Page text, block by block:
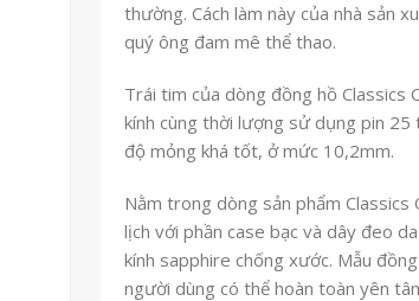
thường. Cách làm này của nhà sản
quý ông đam mê thể thao.
Trái tim của dòng đồng hồ Classics
kính cùng thời lượng sử dụng pin
độ mỏng khá tốt, ở mức 10,2mm.
Nằm trong dòng sản phẩm Classics
lịch với phần case bạc và dây đeo
kính sapphire chống xước. Mẫu
người dùng có thể hoàn toàn yên